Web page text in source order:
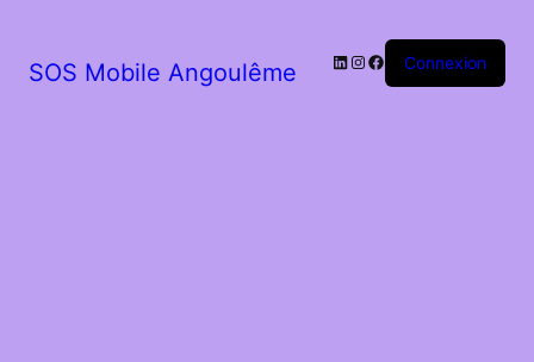
SOS Mobile Angoulême LinkedIn
Instagram
Facebook
Connexion